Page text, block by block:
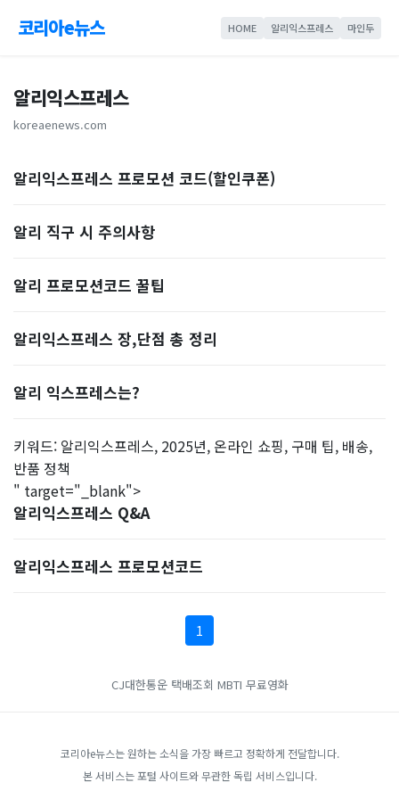
코리아e뉴스 HOME 알리익스프레스 마인두
알리익스프레스
koreaenews.com
알리익스프레스 프로모션 코드(할인쿠폰)
알리 직구 시 주의사항
알리 프로모션코드 꿀팁
알리익스프레스 장,단점 총 정리
알리 익스프레스는?
키워드: 알리익스프레스, 2025년, 온라인 쇼핑, 구매 팁, 배송,
반품 정책
" target="_blank">
알리익스프레스 Q&A
알리익스프레스 프로모션코드
1
CJ대한통운 택배조회 MBTI 무료영화
코리아e뉴스는 원하는 소식을 가장 빠르고 정확하게 전달합니다.
본 서비스는 포털 사이트와 무관한 독립 서비스입니다.